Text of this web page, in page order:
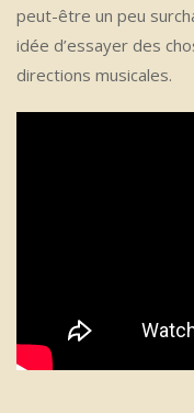
peut-être un peu
idée d’essayer des
directions musicales.